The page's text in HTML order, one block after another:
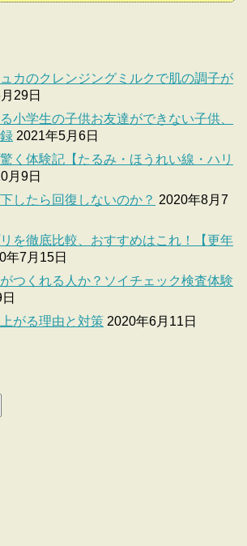
カのクレンジングミルクで肌の調子が
29日
小学生の子供お友達ができない子供、
2021年5月6日
く体験記【たるみ・ほうれい線・ハリ
月9日
したら回復しないのか？ 2020年8月7
を徹底比較、おすすめはこれ！【更年
年7月15日
つくれる人か？ソイチェック検査体験
がる理由と対策 2020年6月11日